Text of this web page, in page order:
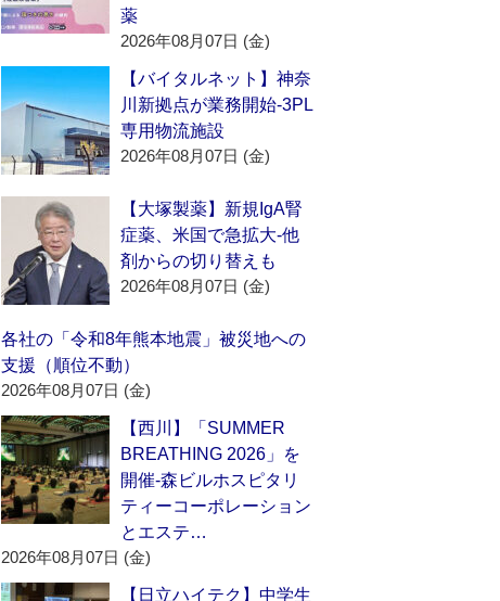
薬
2026年08月07日 (金)
【バイタルネット】神奈
川新拠点が業務開始‐3PL
専用物流施設
2026年08月07日 (金)
【大塚製薬】新規IgA腎
症薬、米国で急拡大‐他
剤からの切り替えも
2026年08月07日 (金)
各社の「令和8年熊本地震」被災地への
支援（順位不動）
2026年08月07日 (金)
【西川】「SUMMER
BREATHING 2026」を
開催‐森ビルホスピタリ
ティーコーポレーション
とエステ…
2026年08月07日 (金)
【日立ハイテク】中学生